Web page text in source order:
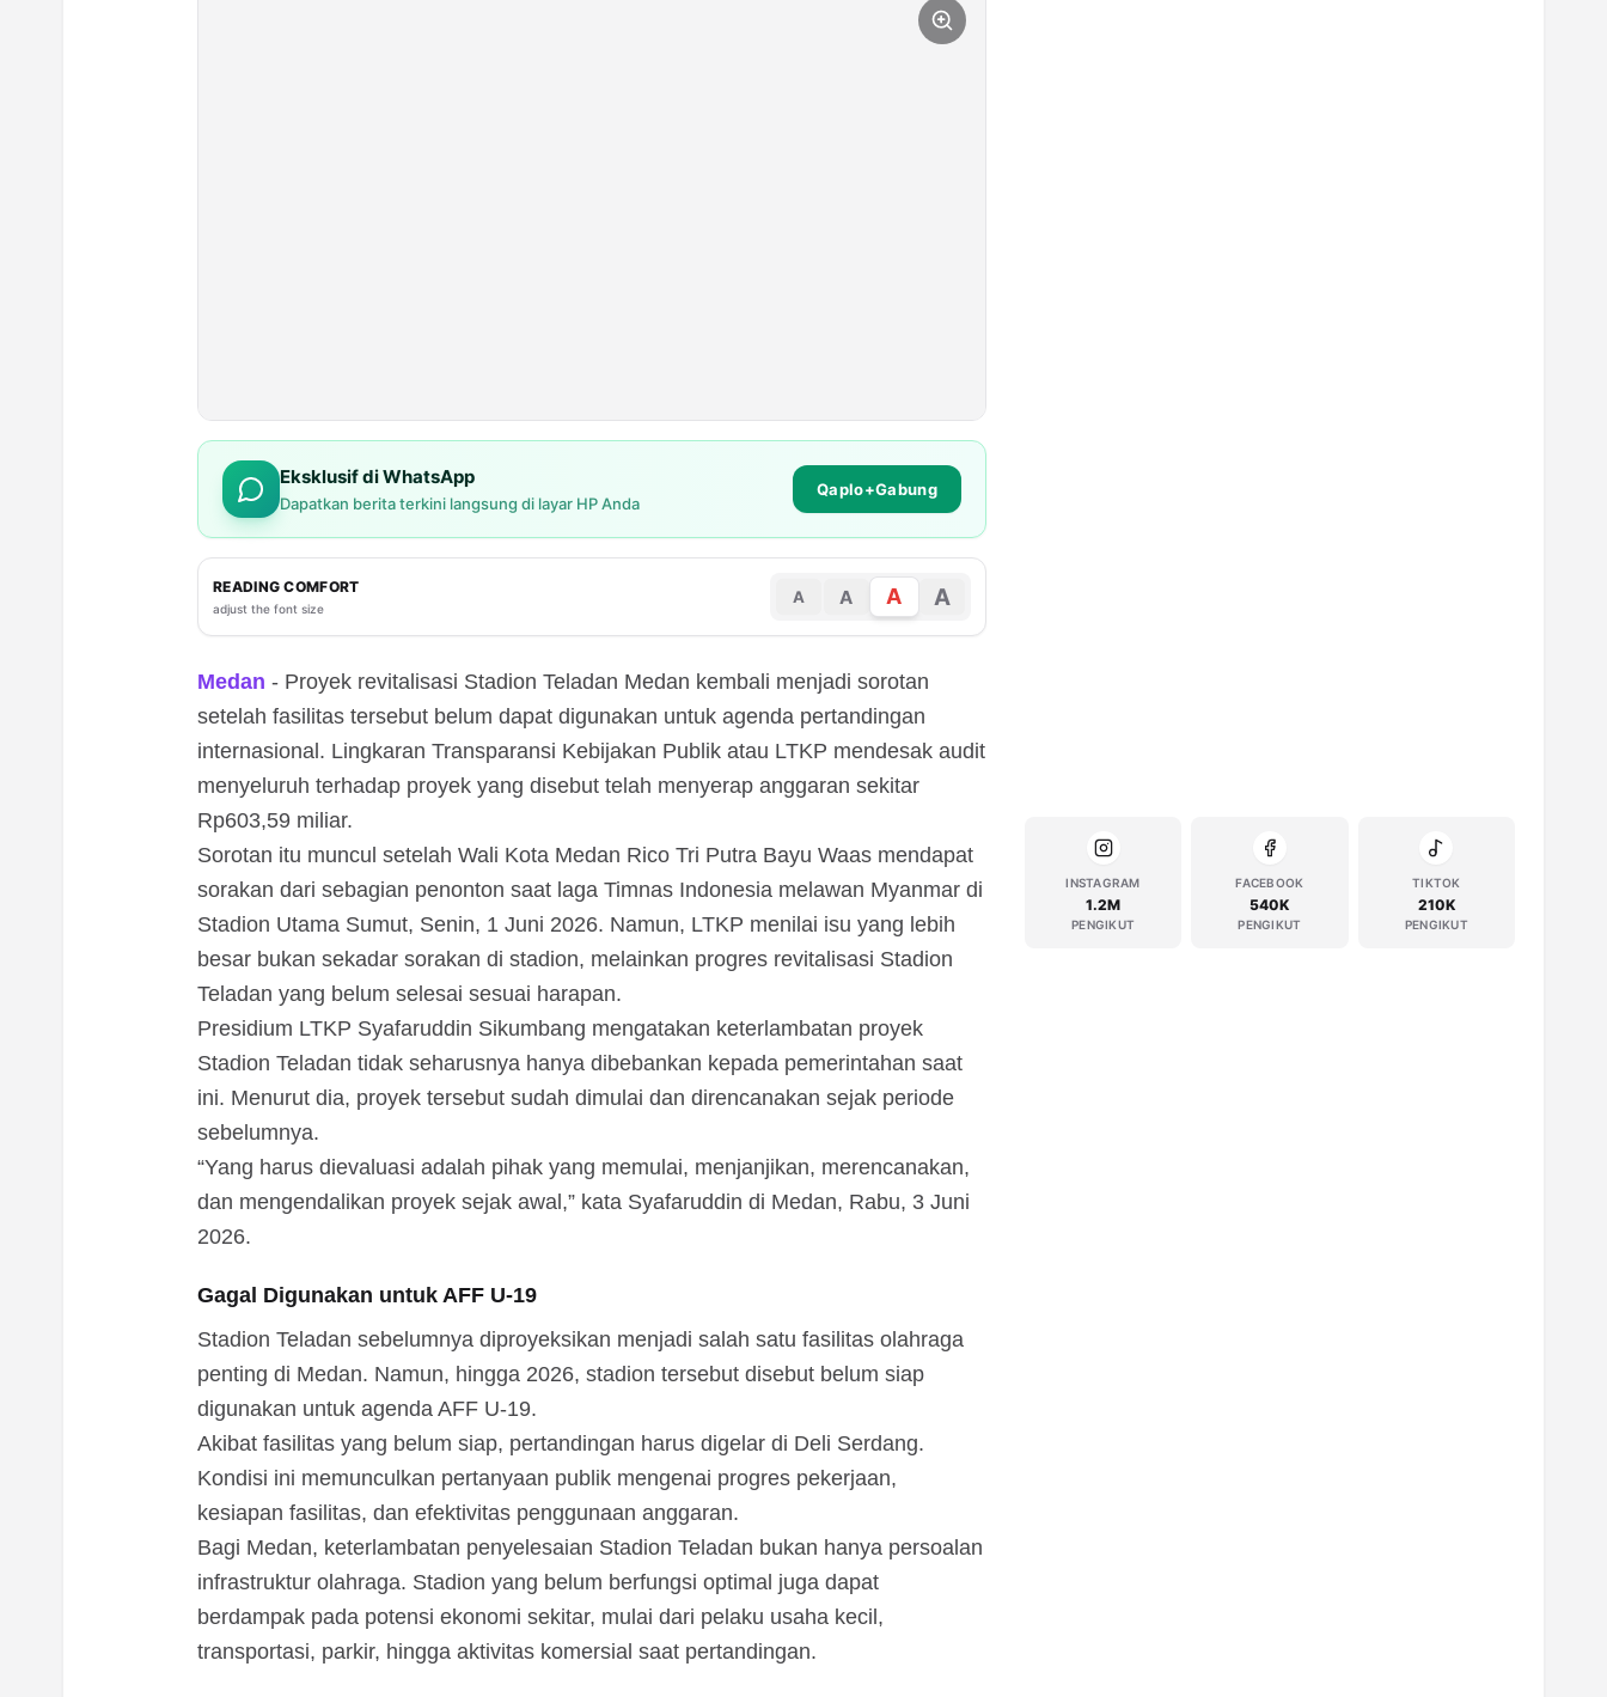
Eksklusif di WhatsApp
Dapatkan berita terkini langsung di layar HP Anda
Qaplo+Gabung
READING COMFORT
adjust the font size
A A A A
Medan - Proyek revitalisasi Stadion Teladan Medan kembali menjadi sorotan
setelah fasilitas tersebut belum dapat digunakan untuk agenda pertandingan
internasional. Lingkaran Transparansi Kebijakan Publik atau LTKP mendesak audit
menyeluruh terhadap proyek yang disebut telah menyerap anggaran sekitar
Rp603,59 miliar.
Sorotan itu muncul setelah Wali Kota Medan Rico Tri Putra Bayu Waas mendapat
sorakan dari sebagian penonton saat laga Timnas Indonesia melawan Myanmar di
Stadion Utama Sumut, Senin, 1 Juni 2026. Namun, LTKP menilai isu yang lebih
besar bukan sekadar sorakan di stadion, melainkan progres revitalisasi Stadion
Teladan yang belum selesai sesuai harapan.
Presidium LTKP Syafaruddin Sikumbang mengatakan keterlambatan proyek
Stadion Teladan tidak seharusnya hanya dibebankan kepada pemerintahan saat
ini. Menurut dia, proyek tersebut sudah dimulai dan direncanakan sejak periode
sebelumnya.
“Yang harus dievaluasi adalah pihak yang memulai, menjanjikan, merencanakan,
dan mengendalikan proyek sejak awal,” kata Syafaruddin di Medan, Rabu, 3 Juni
2026.
Gagal Digunakan untuk AFF U-19
Stadion Teladan sebelumnya diproyeksikan menjadi salah satu fasilitas olahraga
penting di Medan. Namun, hingga 2026, stadion tersebut disebut belum siap
digunakan untuk agenda AFF U-19.
Akibat fasilitas yang belum siap, pertandingan harus digelar di Deli Serdang.
Kondisi ini memunculkan pertanyaan publik mengenai progres pekerjaan,
kesiapan fasilitas, dan efektivitas penggunaan anggaran.
Bagi Medan, keterlambatan penyelesaian Stadion Teladan bukan hanya persoalan
infrastruktur olahraga. Stadion yang belum berfungsi optimal juga dapat
berdampak pada potensi ekonomi sekitar, mulai dari pelaku usaha kecil,
transportasi, parkir, hingga aktivitas komersial saat pertandingan.
INSTAGRAM
1.2M
PENGIKUT
FACEBOOK
540K
PENGIKUT
TIKTOK
210K
PENGIKUT